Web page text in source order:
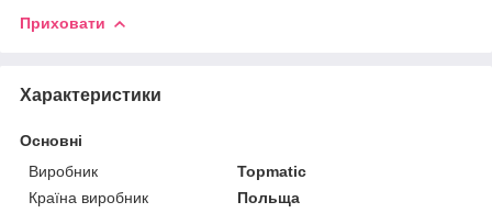
Приховати
Характеристики
Основні
Виробник
Topmatic
Країна виробник
Польща